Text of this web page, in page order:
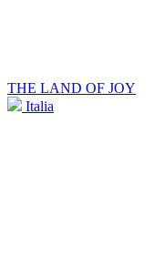
THE LAND OF JOY
Italia